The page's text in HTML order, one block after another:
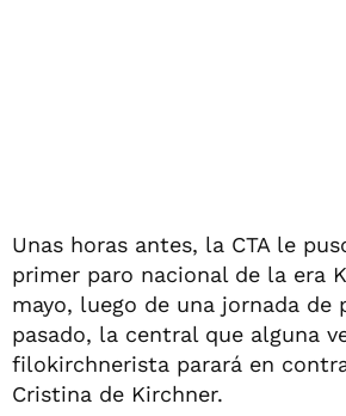
Unas horas antes, la CTA le
primer paro nacional de la era
mayo, luego de una jornada de
pasado, la central que alguna
filokirchnerista parará en
Cristina de Kirchner.